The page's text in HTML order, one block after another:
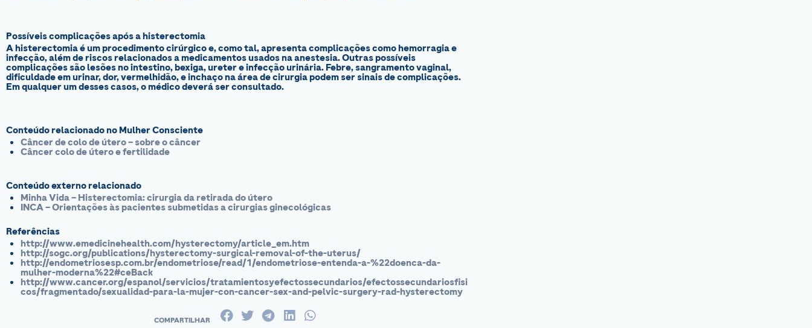
Possíveis complicações após a histerectomia
A histerectomia é um procedimento cirúrgico e, como tal, apresenta complicações como hemorragia e
infecção, além de riscos relacionados a medicamentos usados na anestesia. Outras possíveis
complicações são lesões no intestino, bexiga, ureter e infecção urinária. Febre, sangramento vaginal,
dificuldade em urinar, dor, vermelhidão, e inchaço na área de cirurgia podem ser sinais de complicações.
Em qualquer um desses casos, o médico deverá ser consultado.
Conteúdo relacionado no Mulher Consciente
Câncer de colo de útero – sobre o câncer
Câncer colo de útero e fertilidade
Conteúdo externo relacionado
Minha Vida – Histerectomia: cirurgia da retirada do útero
INCA – Orientações às pacientes submetidas a cirurgias ginecológicas
Referências
http://www.emedicinehealth.com/hysterectomy/article_em.htm
http://sogc.org/publications/hysterectomy-surgical-removal-of-the-uterus/
http://endometriosesp.com.br/endometriose/read/1/endometriose-entenda-a-%22doenca-da-
mulher-moderna%22#ceBack
http://www.cancer.org/espanol/servicios/tratamientosyefectossecundarios/efectossecundariosfisi
cos/fragmentado/sexualidad-para-la-mujer-con-cancer-sex-and-pelvic-surgery-rad-hysterectomy